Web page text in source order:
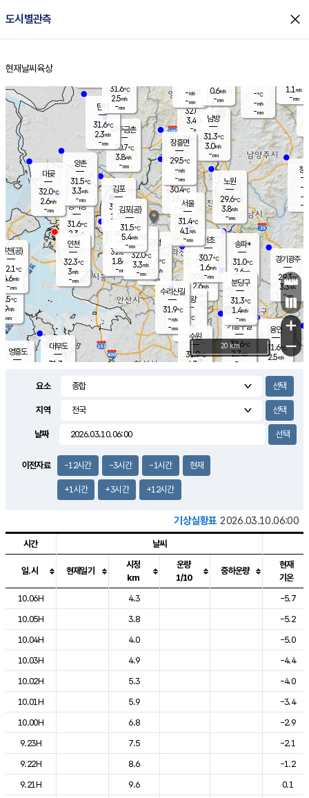
도시별관측 close
홈
현재날씨 육상
의도
℃
m/s
mm
영흥도
양주
32.0℃
3.4
-mm
과천
30.6℃
2.6m/s
- mm
용인
31.6℃
2.5m/s
경기광주
29.3℃
3.3m/s
-mm
3.3m/s
대부도
31.3
경서동
31.6℃
2.3 m/s
-mm
파주금촌
30.7℃
3.8m/s
-mm
-℃
-m/s
-mm
대곶
32.0℃
2.6m/s
-mm
창
-
-m/
-
탄현
31.6℃
2.3m/s
-mm
1.1 m/s
-mm
의왕
- ℃
m/s
mm
김포
31.7℃
1.3 m/s
mm
광명
31.6 ℃
2.8 m/s
-mm
부천
31.8℃
1.8m/s
-mm
양촌
31.5℃
3.3m/s
-mm
구로
32.0℃
3.3m/s
-mm
은평
30.4℃
1.5 m/s
- mm
노원
29.6℃
3.8m/s
-mm
송파*
31.0℃
2.6m/s
-mm
서초
30.7℃
1.6m/s
-mm
남방
31.3℃
3.0m/s
-mm
기흥구갈
32.6℃
2.7m/s
-
수리산길
31.9℃
-m/s
-mm
분당구
31.3℃
1.4m/s
-mm
장흥면
29.5℃
-m/s
-mm
-m/s
-mm
인천(공)
32.1℃
4.6m/s
-mm
김포(공)
31.5℃
5.4m/s
-mm
수원
31.9℃
4.3 m/s
인천
32.3℃
3m/s
-mm
서울
31.4℃
4.1 m/s
-mm
31.6℃
2.5m/s
-mm
0.6m/s
-mm
+
−
20 km
요소
지역
날짜
이전자료 -12시간 -3시간 -1시간 현재
+1시간 +3시간 +12시간
기상실황표 2026.03.10.06:00
도시별 기상실황표로 지점, 날씨, 기온, 강수, 바람, 기압등을 안내한 표입
시간 날씨
일.시 현재일기
시정
km
운량
1/10
중하운량
현재
기온
10.06H
4.3
-5.7
10.05H
3.8
-5.2
10.04H
4.0
-5.0
10.03H
4.9
-4.4
10.02H
5.3
-4.0
10.01H
5.9
-3.4
10.00H
6.8
-2.9
9.23H
7.5
-2.1
9.22H
8.6
-1.2
9.21H
9.6
0.1